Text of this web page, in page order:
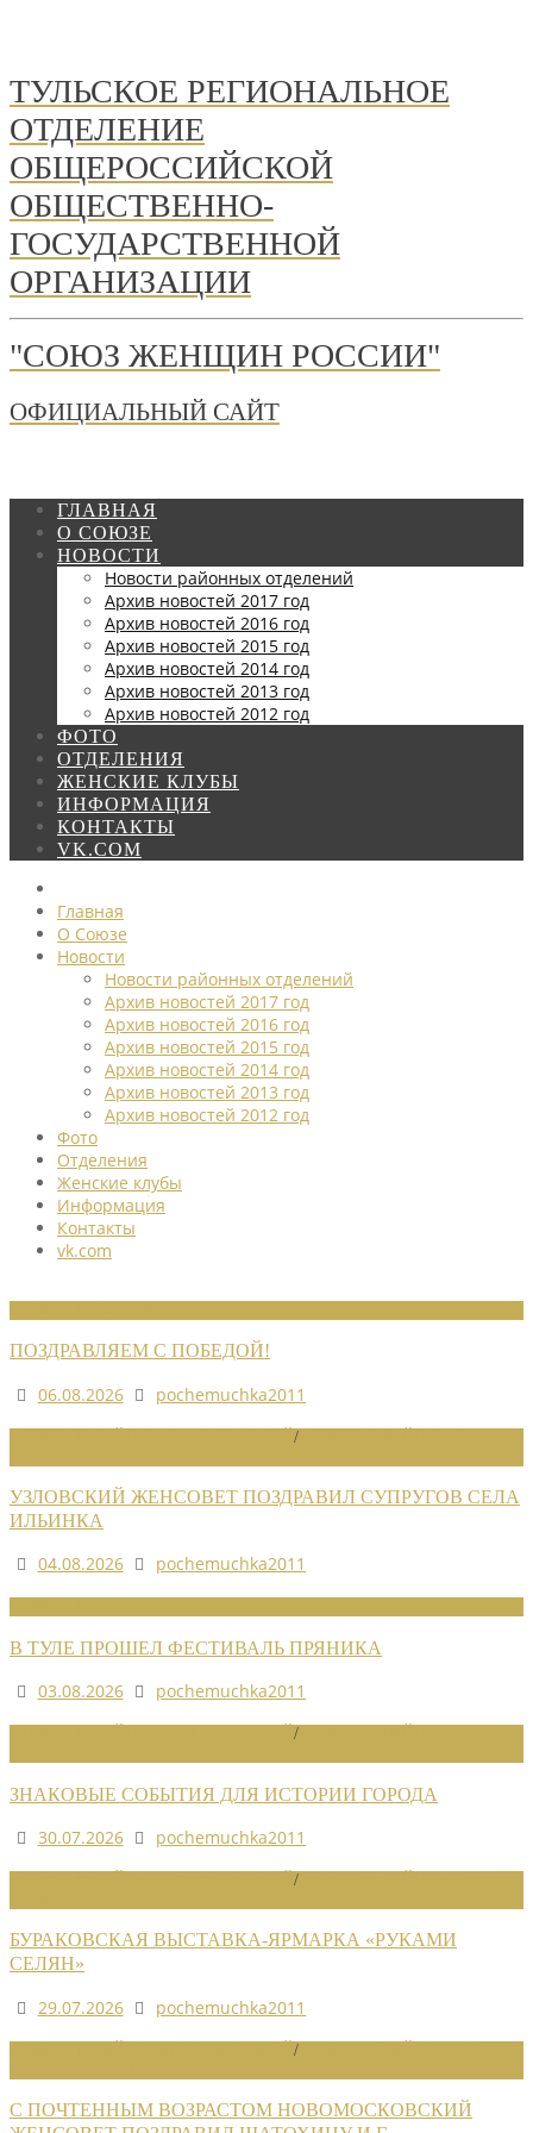
ТУЛЬСКОЕ РЕГИОНАЛЬНОЕ
ОТДЕЛЕНИЕ
ОБЩЕРОССИЙСКОЙ
ОБЩЕСТВЕННО-
ГОСУДАРСТВЕННОЙ
ОРГАНИЗАЦИИ
"СОЮЗ ЖЕНЩИН РОССИИ"
ОФИЦИАЛЬНЫЙ САЙТ
ГЛАВНАЯ
О СОЮЗЕ
НОВОСТИ
Новости районных отделений
Архив новостей 2017 год
Архив новостей 2016 год
Архив новостей 2015 год
Архив новостей 2014 год
Архив новостей 2013 год
Архив новостей 2012 год
ФОТО
ОТДЕЛЕНИЯ
ЖЕНСКИЕ КЛУБЫ
ИНФОРМАЦИЯ
КОНТАКТЫ
VK.COM
Главная
О Союзе
Новости
Новости районных отделений
Архив новостей 2017 год
Архив новостей 2016 год
Архив новостей 2015 год
Архив новостей 2014 год
Архив новостей 2013 год
Архив новостей 2012 год
Фото
Отделения
Женские клубы
Информация
Контакты
vk.com
ПОЗДРАВЛЯЕМ С ПОБЕДОЙ!
06.08.2026
pochemuchka2011
/
УЗЛОВСКИЙ ЖЕНСОВЕТ ПОЗДРАВИЛ СУПРУГОВ СЕЛА
ИЛЬИНКА
04.08.2026
pochemuchka2011
В ТУЛЕ ПРОШЕЛ ФЕСТИВАЛЬ ПРЯНИКА
03.08.2026
pochemuchka2011
/
ЗНАКОВЫЕ СОБЫТИЯ ДЛЯ ИСТОРИИ ГОРОДА
30.07.2026
pochemuchka2011
/
БУРАКОВСКАЯ ВЫСТАВКА-ЯРМАРКА «РУКАМИ
СЕЛЯН»
29.07.2026
pochemuchka2011
/
С ПОЧТЕННЫМ ВОЗРАСТОМ НОВОМОСКОВСКИЙ